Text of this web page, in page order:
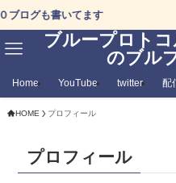
ログも書いてます
ブループロト
のブル
Home YouTube twitter 配
HOME プロフィール
プロフィール